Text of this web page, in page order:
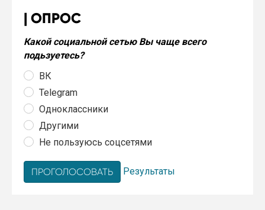
ОПРОС
Какой социальной сетью Вы чаще всего
подьзуетесь?
ВК
Telegram
Одноклассники
Другими
Не пользуюсь соцсетями
Результаты